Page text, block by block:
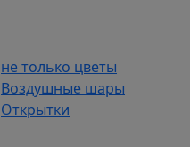
не только цветы
Воздушные шары
Открытки